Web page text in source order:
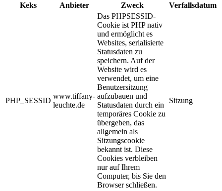
Keks
Anbieter Zweck Verfallsdatum
PHP_SESSID
www.tiffany-
leuchte.de
Das PHPSESSID-
Cookie ist PHP nativ
und ermöglicht es
Websites, serialisierte
Statusdaten zu
speichern. Auf der
Website wird es
verwendet, um eine
Benutzersitzung
aufzubauen und
Statusdaten durch ein
temporäres Cookie zu
übergeben, das
allgemein als
Sitzungscookie
bekannt ist. Diese
Cookies verbleiben
nur auf Ihrem
Computer, bis Sie den
Browser schließen.
Sitzung